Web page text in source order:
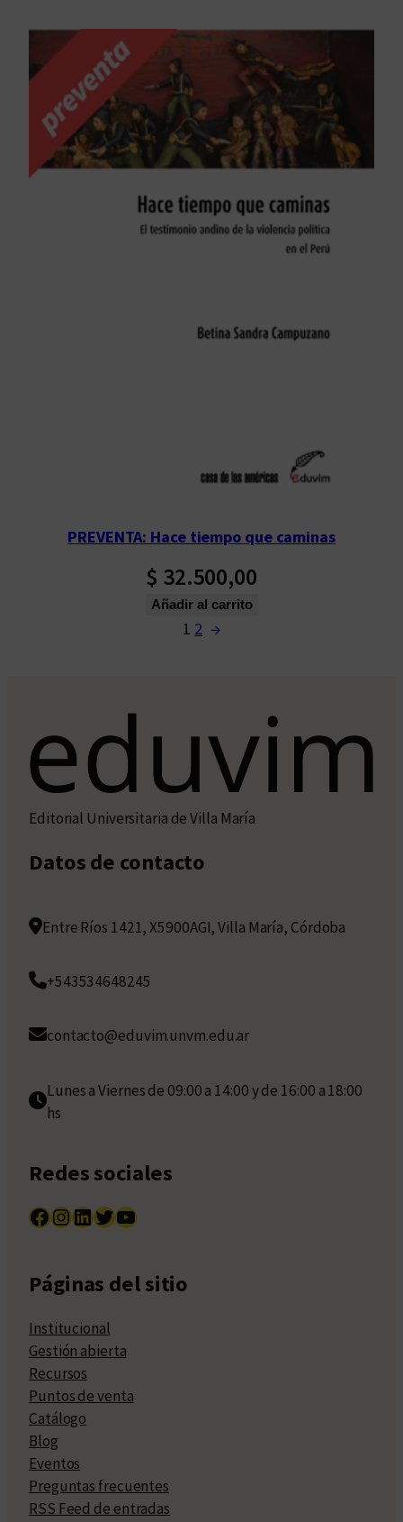
PREVENTA: Hace tiempo que caminas
$ 32.500,00
Añadir al carrito
1 2 →
Editorial Universitaria de Villa María
Datos de contacto
Entre Ríos 1421, X5900AGI, Villa María, Córdoba
+543534648245
contacto@eduvim.unvm.edu.ar
Lunes a Viernes de 09:00 a 14:00 y de 16:00 a 18:00
hs
Redes sociales
Facebook InstagramLinkedIn Twitter YouTube
Páginas del sitio
Institucional
Gestión abierta
Recursos
Puntos de venta
Catálogo
Blog
Eventos
Preguntas frecuentes
RSS Feed de entradas